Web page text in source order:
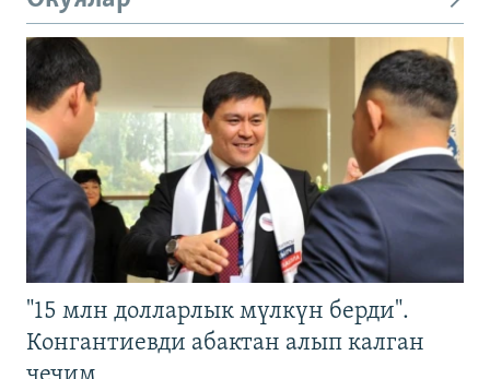
"15 млн долларлык мүлкүн берди".
Конгантиевди абактан алып калган